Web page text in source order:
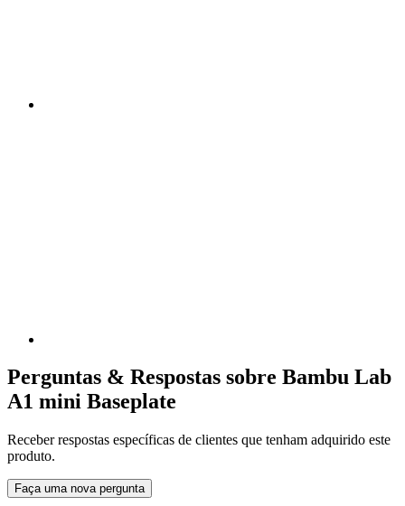
Perguntas & Respostas sobre Bambu Lab
A1 mini Baseplate
Receber respostas específicas de clientes que tenham adquirido este
produto.
Faça uma nova pergunta